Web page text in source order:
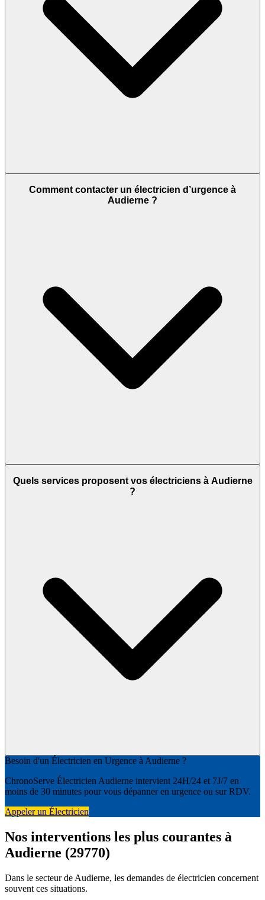
Comment contacter un électricien d’urgence à
Audierne ?
Quels services proposent vos électriciens à Audierne
?
Besoin d'un Électricien en Urgence à Audierne ?
ChronoServe Électricien Audierne intervient 24H/24 et 7J/7 en
moins de 30 minutes pour vous dépanner en urgence ou sur RDV.
Appeler un Électricien
Nos interventions les plus courantes à
Audierne (29770)
Dans le secteur de Audierne, les demandes de électricien concernent
souvent ces situations.